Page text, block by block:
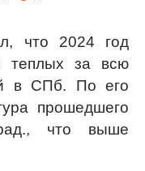
что 2024 год
теплых за всю
в СПб. По его
прошедшего
что выше